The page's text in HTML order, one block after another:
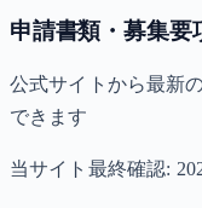
申請書類・募集要
公式サイトから最新
できます
当サイト最終確認: